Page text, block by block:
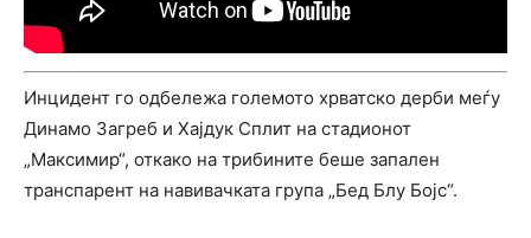
Инцидент го одбележа големото хрватско дерби меѓу
Динамо Загреб и Хајдук Сплит на стадионот
„Максимир“, откако на трибините беше запален
транспарент на навивачката група „Бед Блу Бојс“.